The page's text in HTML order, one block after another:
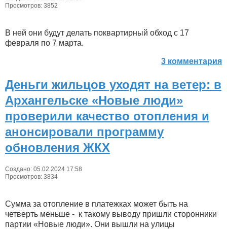
Просмотров: 3852
В ней они будут делать поквартирный обход с 17
февраля по 7 марта.
3 комментария
Деньги жильцов уходят на ветер: в
Архангельске «Новые люди»
проверили качество отопления и
анонсировали программу
обновления ЖКХ
Создано: 05.02.2024 17:58
Просмотров: 3834
Сумма за отопление в платежках может быть на
четверть меньше - к такому выводу пришли сторонники
партии «Новые люди». Они вышли на улицы